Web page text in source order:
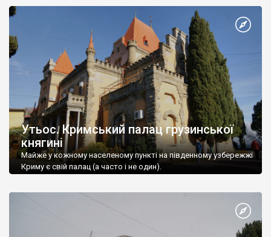
Утьос. Кримський палац грузинської
княгині
Майже у кожному населеному пункті на південному узбережжі
Криму є свій палац (а часто і не один).